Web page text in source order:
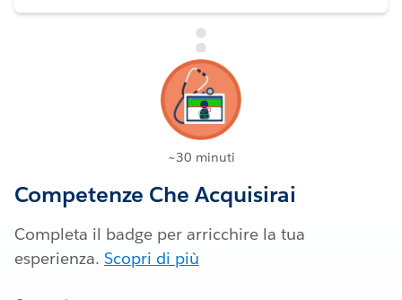
~30 minuti
Competenze Che Acquisirai
Completa il badge per arricchire la tua
esperienza. Scopri di più